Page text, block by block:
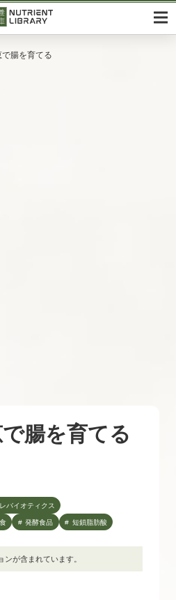
腸を育てる
腸を育てる
バイオティクス
発酵食品 短鎖脂肪酸
が含まれています。